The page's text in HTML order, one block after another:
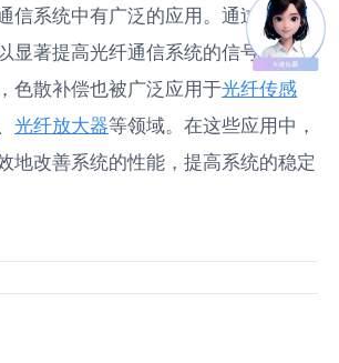
信系统中有广泛的应用。通过使用色
显著提高光纤通信系统的信号质量和
色散补偿也被广泛应用于光纤传感
光纤放大器等领域。在这些应用中，
地改善系统的性能，提高系统的稳定